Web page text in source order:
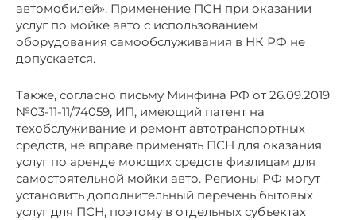
автомобилей». Применение ПСН при оказании
услуг по мойке авто с использованием
оборудования самообслуживания в НК РФ не
допускается.
Также, согласно письму Минфина РФ от 26.09.2019
№03-11-11/74059, ИП, имеющий патент на
техобслуживание и ремонт автотранспортных
средств, не вправе применять ПСН для оказания
услуг по аренде моющих средств физлицам для
самостоятельной мойки авто. Регионы РФ могут
установить дополнительный перечень бытовых
услуг для ПСН, поэтому в отдельных субъектах